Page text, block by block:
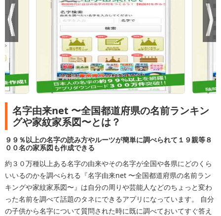
名字由来net 〜全国都道府県の名前ランキン
グや家紋家系図〜とは？
９９％以上の名字の読み方やルーツが簡単に調べられて１９親等８
００名の家系図も作成できる
約３０万種以上ある名字の由来やその名字が全国や各県にどのくら
いいるのかを調べられる『名字由来net 〜全国都道府県の名前ラン
キングや家紋家系図〜』は自分の周りや芸能人などのちょっと変わ
った名前を調べて話題のタネにできるアプリになっています。 自分
の子供から名字について質問された時に既に調べておいてすぐ答え